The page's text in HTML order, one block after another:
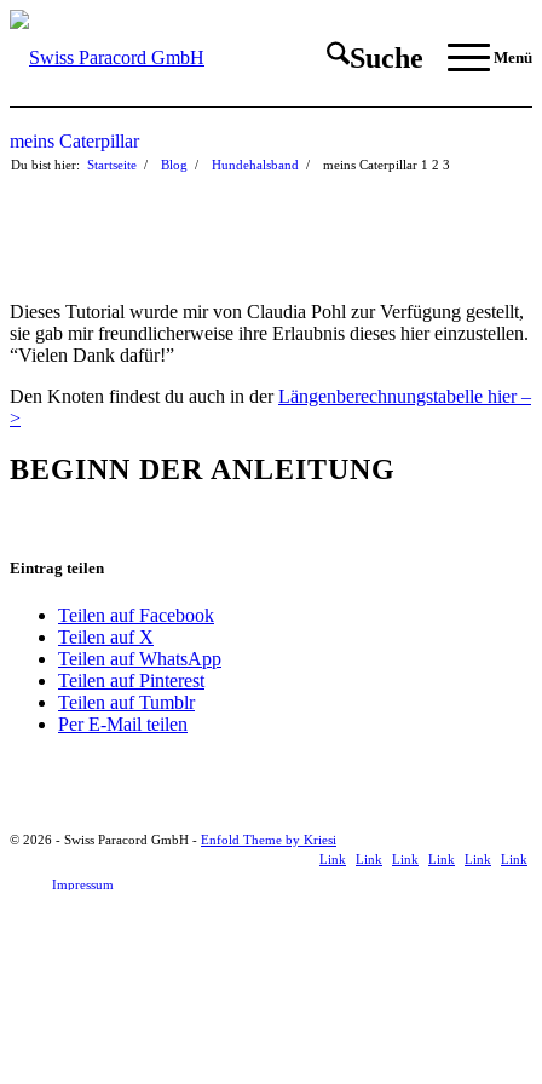
Suche Menü
meins Caterpillar
Du bist hier: Startseite 1
/ Blog 2
/ Hundehalsband 3
/ meins Caterpillar
Dieses Tutorial wurde mir von Claudia Pohl zur Verfügung gestellt,
sie gab mir freundlicherweise ihre Erlaubnis dieses hier einzustellen.
“Vielen Dank dafür!”
Den Knoten findest du auch in derLängenberechnungstabelle hier –
>
BEGINN DER ANLEITUNG
Eintrag teilen
Teilen auf Facebook
Teilen auf X
Teilen auf WhatsApp
Teilen auf Pinterest
Teilen auf Tumblr
Per E-Mail teilen
© 2026 - Swiss Paracord GmbH - Enfold Theme by Kriesi
Link
Link Link Link Link Link
Impressum